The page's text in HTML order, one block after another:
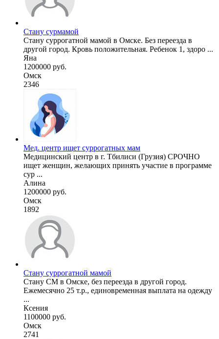
Стану сурмамой
Стану суррогатной мамой в Омске. Без переезда в
другой город. Кровь положительная. Ребенок 1, здоро ...
Яна
1200000 руб.
Омск
2346
Мед. центр ищет суррогатных мам
Медицинский центр в г. Тбилиси (Грузия) СРОЧНО
ищет женщин, желающих принять участие в программе
сур ...
Алина
1200000 руб.
Омск
1892
Стану суррогатной мамой
Стану СМ в Омске, без переезда в другой город.
Ежемесячно 25 т.р., единовременная выплата на одежду
...
Ксения
1100000 руб.
Омск
2741